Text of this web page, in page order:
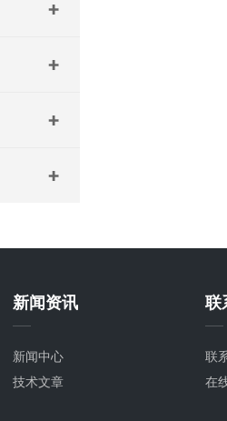
新闻资讯
新闻中心
技术文章
联
联
在